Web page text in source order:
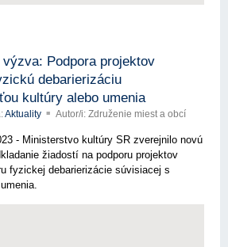
výzva: Podpora projektov
debarierizáciu
kultúry alebo umenia
Aktuality
Autor/i: Združenie miest a obcí
- Ministerstvo kultúry SR zverejnilo novú
žiadostí na podporu projektov
fyzickej debarierizácie súvisiacej s